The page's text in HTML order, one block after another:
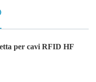
per cavi RFID HF